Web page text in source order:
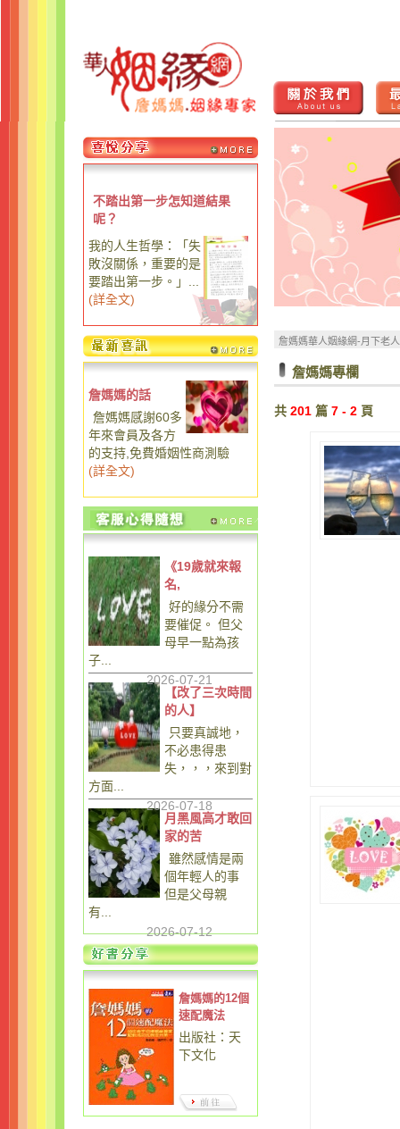
不踏出第一步怎知道結果
呢？
我的人生哲學：「失
敗沒關係，重要的是
要踏出第一步。」...
(詳全文)
詹媽媽的話
詹媽媽感謝60多
年來會員及各方
的支持,免費婚姻性商測驗
(詳全文)
《19歲就來報
名,
好的緣分不需
要催促。 但父
母早一點為孩
子...
2026-07-21
【改了三次時間
的人】
只要真誠地，
不必患得患
失，，，來到對
方面...
2026-07-18
月黑風高才敢回
家的苦
雖然感情是兩
個年輕人的事
但是父母親
有...
2026-07-12
詹媽媽的12個
速配魔法
出版社：天
下文化
詹媽媽華人姻緣網-月下老
詹媽媽專欄
共 201 篇 7 - 2 頁